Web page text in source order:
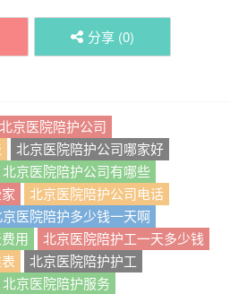
分享 (0)
北京医院陪护公司
北京医院陪护公司哪家好
北京医院陪护公司有哪些
北京医院陪护公司电话
医院陪护多少钱一天啊
用
北京医院陪护工一天多少钱
北京医院陪护护工
北京医院陪护服务